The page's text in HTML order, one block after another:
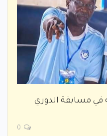
في مسابقة الدوري